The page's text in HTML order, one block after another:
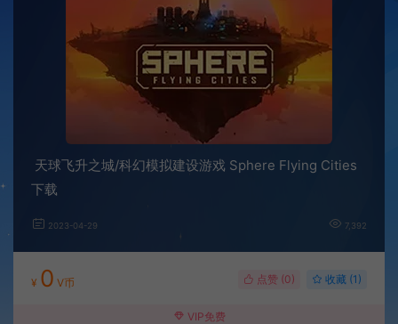
天球飞升之城/科幻模拟建设游戏 Sphere Flying Cities
下载
2023-04-29 7,392
¥ 0 V币 点赞 (0) 收藏 (1)
VIP免费